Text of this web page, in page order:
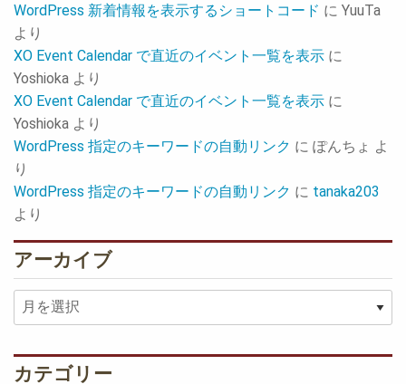
WordPress 新着情報を表示するショートコード に YuuTa
より
XO Event Calendar で直近のイベント一覧を表示 に
Yoshioka より
XO Event Calendar で直近のイベント一覧を表示 に
Yoshioka より
WordPress 指定のキーワードの自動リンク に ぽんちょ よ
り
WordPress 指定のキーワードの自動リンク に tanaka203
より
アーカイブ
ー
イ
カテゴリー